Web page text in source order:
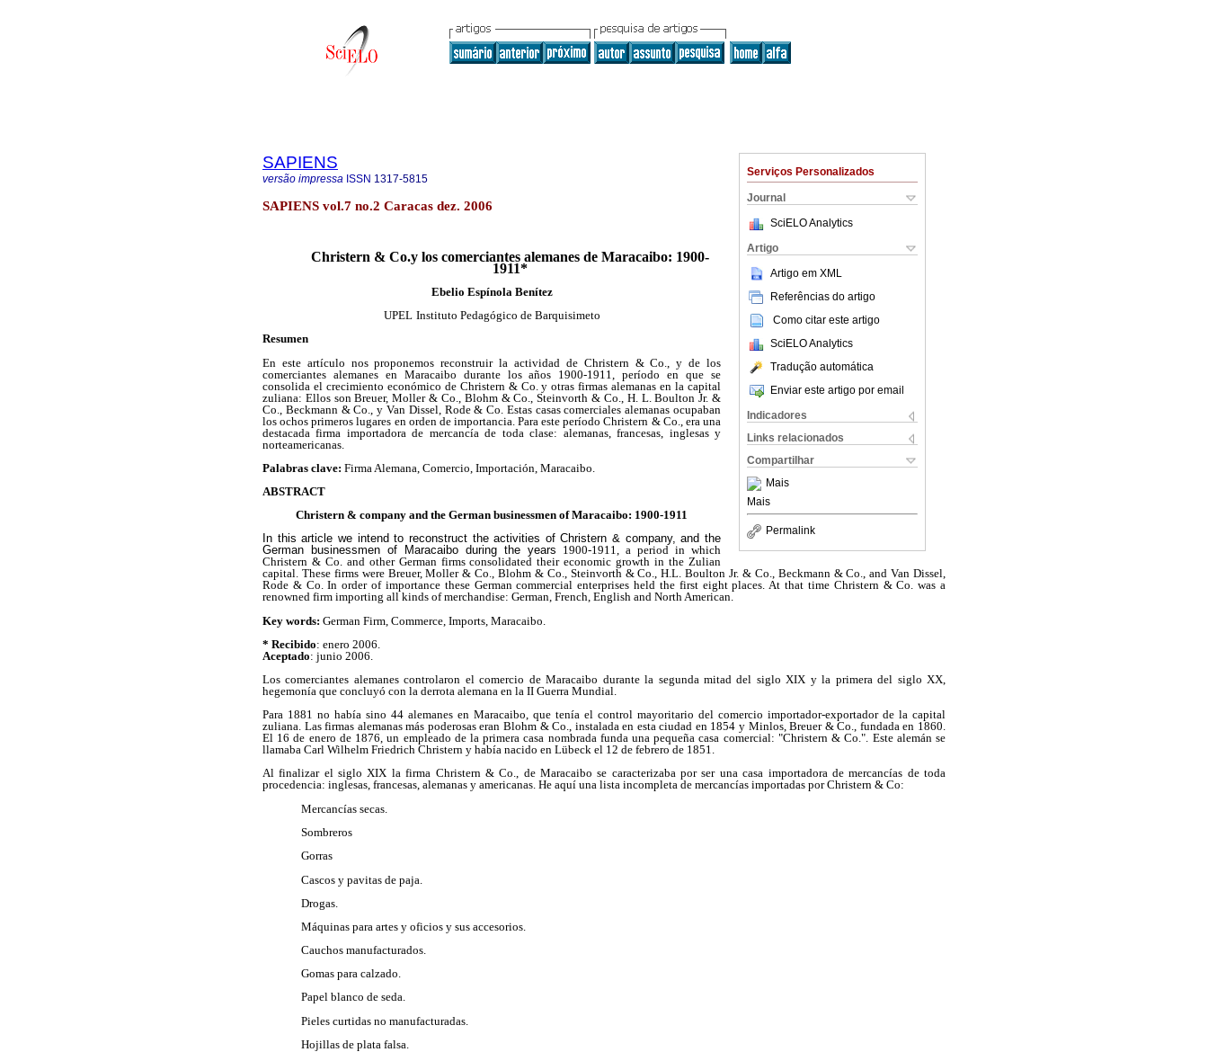
Serviços Personalizados
Journal
SciELO Analytics
Artigo
Artigo em XML
Referências do artigo
Como citar este artigo
SciELO Analytics
Tradução automática
Enviar este artigo por email
Indicadores
Links relacionados
Compartilhar
Mais
Mais
Permalink
SAPIENS
versão impressa ISSN 1317-5815
SAPIENS vol.7 no.2 Caracas dez. 2006
Christern & Co.y los comerciantes alemanes de Maracaibo: 1900-
1911*
Ebelio Espínola Benítez
UPEL Instituto Pedagógico de Barquisimeto
Resumen
En este artículo nos proponemos reconstruir la actividad de Christern & Co., y de los
comerciantes alemanes en Maracaibo durante los años 1900-1911, período en que se
consolida el crecimiento económico de Christern & Co. y otras firmas alemanas en la capital
zuliana: Ellos son Breuer, Moller & Co., Blohm & Co., Steinvorth & Co., H. L. Boulton Jr. &
Co., Beckmann & Co., y Van Dissel, Rode & Co. Estas casas comerciales alemanas ocupaban
los ochos primeros lugares en orden de importancia. Para este período Christern & Co., era una
destacada firma importadora de mercancía de toda clase: alemanas, francesas, inglesas y
norteamericanas.
Palabras clave: Firma Alemana, Comercio, Importación, Maracaibo.
ABSTRACT
Christern & company and the German businessmen of Maracaibo: 1900-1911
In this article we intend to reconstruct the activities of Christern & company, and the
German businessmen of Maracaibo during the years 1900-1911, a period in which
Christern & Co. and other German firms consolidated their economic growth in the Zulian
capital. These firms were Breuer, Moller & Co., Blohm & Co., Steinvorth & Co., H.L. Boulton Jr. & Co., Beckmann & Co., and Van Dissel,
Rode & Co. In order of importance these German commercial enterprises held the first eight places. At that time Christern & Co. was a
renowned firm importing all kinds of merchandise: German, French, English and North American.
Key words: German Firm, Commerce, Imports, Maracaibo.
* Recibido: enero 2006.
Aceptado: junio 2006.
Los comerciantes alemanes controlaron el comercio de Maracaibo durante la segunda mitad del siglo XIX y la primera del siglo XX,
hegemonía que concluyó con la derrota alemana en la II Guerra Mundial.
Para 1881 no había sino 44 alemanes en Maracaibo, que tenía el control mayoritario del comercio importador-exportador de la capital
zuliana. Las firmas alemanas más poderosas eran Blohm & Co., instalada en esta ciudad en 1854 y Minlos, Breuer & Co., fundada en 1860.
El 16 de enero de 1876, un empleado de la primera casa nombrada funda una pequeña casa comercial: "Christern & Co.". Este alemán se
llamaba Carl Wilhelm Friedrich Christern y había nacido en Lübeck el 12 de febrero de 1851.
Al finalizar el siglo XIX la firma Christern & Co., de Maracaibo se caracterizaba por ser una casa importadora de mercancías de toda
procedencia: inglesas, francesas, alemanas y americanas. He aquí una lista incompleta de mercancías importadas por Christern & Co:
 Mercancías secas.
 Sombreros
 Gorras
 Cascos y pavitas de paja.
 Drogas.
 Máquinas para artes y oficios y sus accesorios.
 Cauchos manufacturados.
 Gomas para calzado.
 Papel blanco de seda.
 Pieles curtidas no manufacturadas.
 Hojillas de plata falsa.